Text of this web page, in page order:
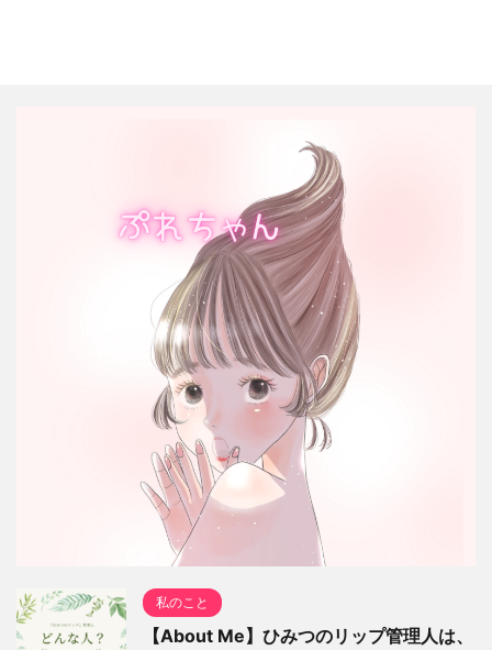
私のこと
【About Me】ひみつのリップ管理人は、